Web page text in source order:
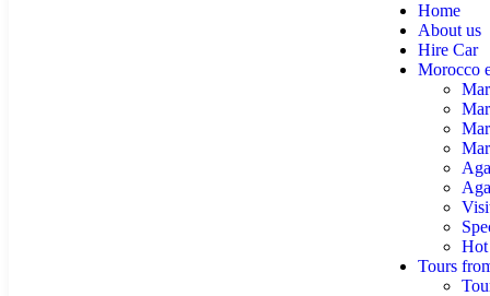
Home
About us
Hire Car
Morocco
Tours